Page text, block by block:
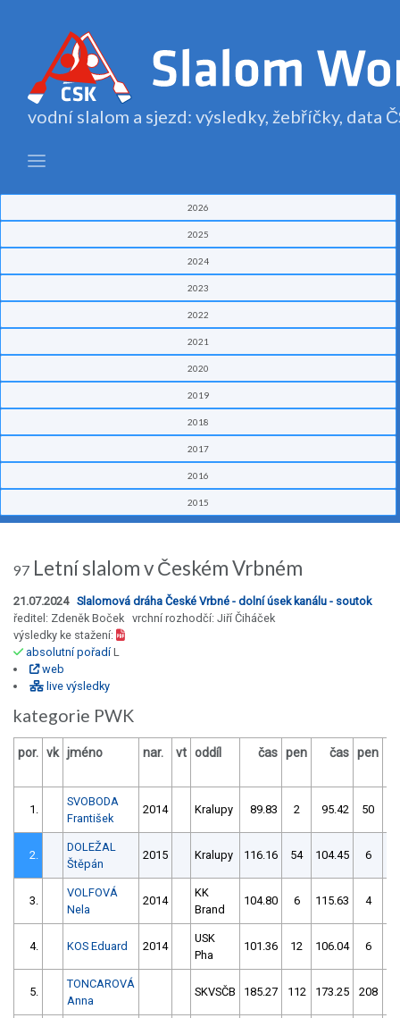
vodní slalom a sjezd: výsledky, žebříčky, data
2026
2025
2024
2023
2022
2021
2020
2019
2018
2017
2016
2015
97 Letní slalom v Českém Vrbném
21.07.2024 Slalomová dráha České Vrbné - dolní úsek kanálu - soutok
ředitel: Zdeněk Boček vrchní rozhodčí: Jiří Čiháček
výsledky ke stažení:
absolutní pořadíL
web
live výsledky
kategorie PWK
por. vk jméno nar. vt oddíl čas pen čas pen
1.
SVOBODA
František
2014 Kralupy 89.83 2 95.42 50
2.
DOLEŽAL
Štěpán
2015 Kralupy 116.16 54 104.45 6
3.
VOLFOVÁ
Nela
2014
KK
Brand
104.80 6 115.63 4
4. KOS Eduard 2014
USK
Pha
101.36 12 106.04 6
5.
TONCAROVÁ
Anna
SKVSČB 185.27 112 173.25 208